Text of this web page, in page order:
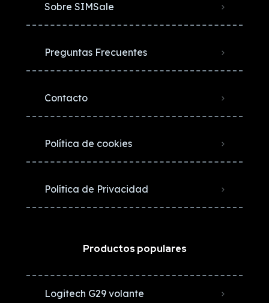
Sobre SIMSale
Preguntas Frecuentes
Contacto
Política de cookies
Política de Privacidad
Productos populares
Logitech G29 volante